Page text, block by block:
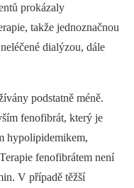
prokázaly
takže jednoznačnou
dialýzou, dále
podstatně méně.
fenofibrát, který je
hypolipidemikem,
fenofibrátem není
V případě těžší